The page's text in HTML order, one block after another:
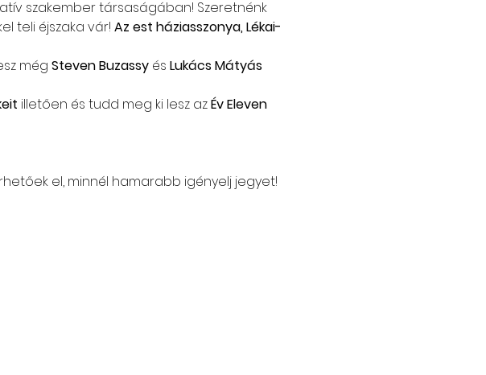
szakember társaságában! Szeretnénk
teli éjszaka vár! Az est háziasszonya, Lékai-
még Steven Buzassy és Lukács Mátyás
illetően és tudd meg ki lesz az Év Eleven
el, minnél hamarabb igényelj jegyet!